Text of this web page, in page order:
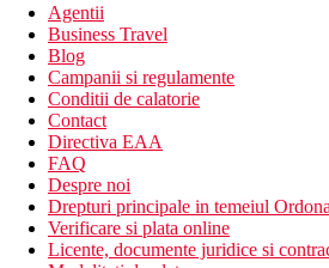
Agentii
Business Travel
Blog
Campanii si regulamente
Conditii de calatorie
Contact
Directiva EAA
FAQ
Despre noi
Drepturi principale in temeiul
Verificare si plata online
Licente, documente juridice si